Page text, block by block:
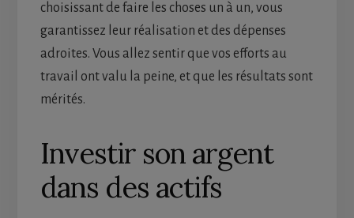
choisissant de faire les choses un à un, vous
garantissez leur réalisation et des dépenses
adroites. Vous allez sentir que vos efforts au
travail ont valu la peine, et que les résultats sont
mérités.
Investir son argent
dans des actifs